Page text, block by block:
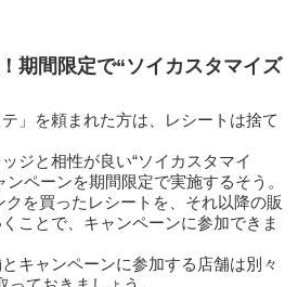
期間限定で“ソイカスタマイズ
」を頼まれた方は、レシートは捨て
ジと相性が良い“ソイカスタマイ
ンペーンを期間限定で実施するそう。
を買ったレシートを、それ以降の販
ことで、キャンペーンに参加できま
キャンペーンに参加する店舗は別々